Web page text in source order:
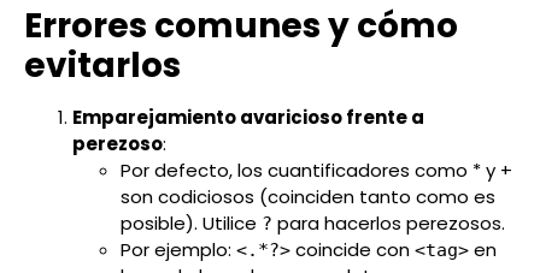
Errores comunes y cómo
evitarlos
Emparejamiento avaricioso frente a
perezoso:
Por defecto, los cuantificadores como * y +
son codiciosos (coinciden tanto como es
posible). Utilice ? para hacerlos perezosos.
Por ejemplo: <.*?> coincide con <tag> en